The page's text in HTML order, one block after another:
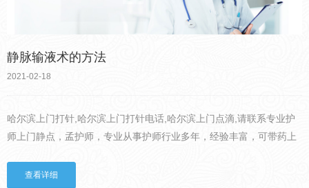
静脉输液术的方法
2021-02-18
哈尔滨上门打针,哈尔滨上门打针电话,哈尔滨上门点滴,请联系专业护
师上门静点，孟护师，专业从事护师行业多年，经验丰富，可带药上
相通，可以将静脉输液法划分为密闭式静脉输液法和开放式静脉...
查看详细